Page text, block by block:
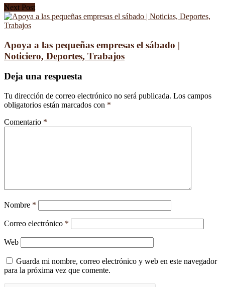
Next Post
Apoya a las pequeñas empresas el sábado |
Noticiero, Deportes, Trabajos
Deja una respuesta
Tu dirección de correo electrónico no será publicada. Los campos
obligatorios están marcados con *
Comentario *
Nombre *
Correo electrónico *
Web
Guarda mi nombre, correo electrónico y web en este navegador
para la próxima vez que comente.